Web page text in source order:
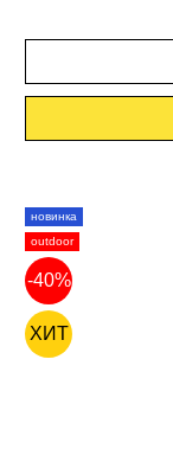
новинка
outdoor
-40%
ХИТ